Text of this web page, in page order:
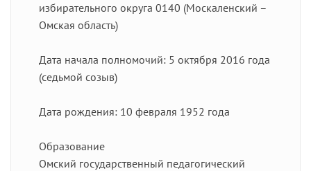
избирательного округа 0140 (Москаленский –
Омская область)
Дата начала полномочий: 5 октября 2016 года
(седьмой созыв)
Дата рождения: 10 февраля 1952 года
Образование
Омский государственный педагогический